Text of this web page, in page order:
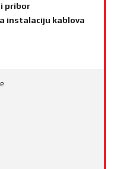
pribor
instalaciju kablova